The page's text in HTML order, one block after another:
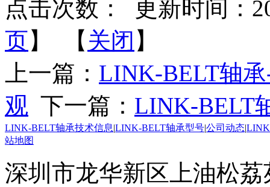
点击次数：
更新时间：
页】 【 关闭 】
上一篇： LINK-BELT轴
观 下一篇： LINK-BELT
LINK-BELT轴承技术信息 LINK-BELT轴承型号公司动态
站地图
深圳市龙华新区上油松